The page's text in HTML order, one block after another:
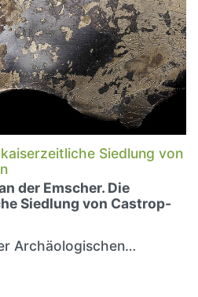
Siedlung von
der Emscher. Die
Siedlung von Castrop-
Archäologischen…